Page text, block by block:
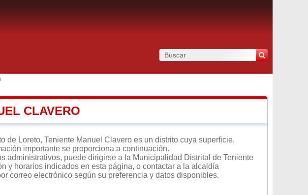
CLAVERO
de Loreto, Teniente Manuel Clavero es un distrito cuya superficie,
importante se proporciona a continuación.
administrativos, puede dirigirse a la Municipalidad Distrital de Teniente
y horarios indicados en esta página, o contactar a la alcaldía
correo electrónico según su preferencia y datos disponibles.